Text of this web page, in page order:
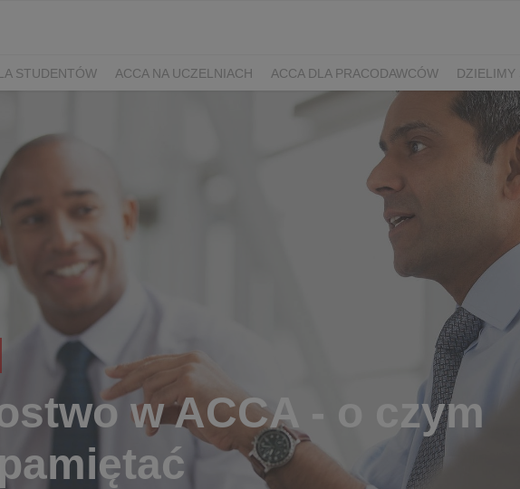
STUDENTÓW ACCA NA UCZELNIACH ACCA DLA PRACODAWCÓW DZIELIMY
w ACCA - o czym